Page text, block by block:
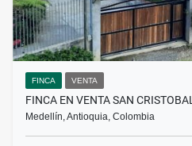
FINCA VENTA
FINCA EN VENTA SAN CRISTOBAL
Medellín, Antioquia, Colombia